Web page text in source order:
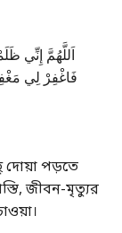
اَللَّهُمَّ إِنِّي
فَاغْفِرْ لِي
দোয়া পড়তে
জীবন-মৃত্যুর